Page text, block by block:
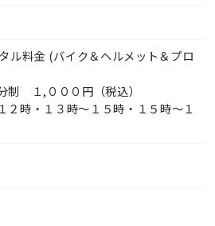
ル料金 (バイク＆ヘルメット＆プロ
制 １,０００円（税込）
２時・１３時～１５時・１５時～１